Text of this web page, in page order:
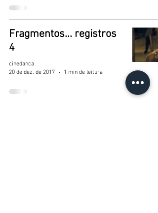
Fragmentos... registros
4
cinedanca
20 de dez. de 2017
1 min de leitura